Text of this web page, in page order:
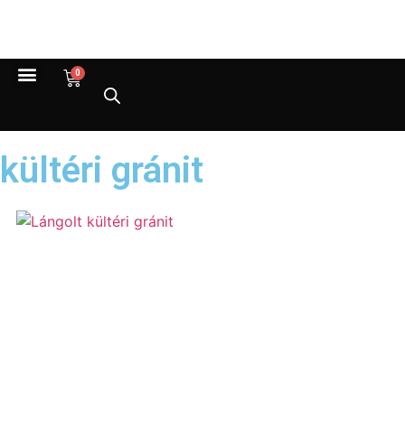
0
kültéri gránit